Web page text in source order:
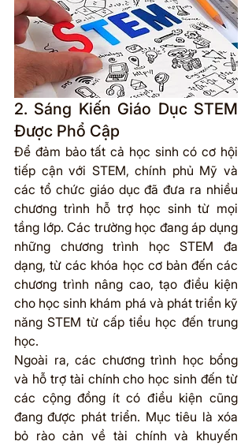
2. Sáng Kiến Giáo Dục STEM
Được Phổ Cập
Để đảm bảo tất cả học sinh có cơ hội
tiếp cận với STEM, chính phủ Mỹ và
các tổ chức giáo dục đã đưa ra nhiều
chương trình hỗ trợ học sinh từ mọi
tầng lớp. Các trường học đang áp dụng
những chương trình học STEM đa
dạng, từ các khóa học cơ bản đến các
chương trình nâng cao, tạo điều kiện
cho học sinh khám phá và phát triển kỹ
năng STEM từ cấp tiểu học đến trung
học.
Ngoài ra, các chương trình học bổng
và hỗ trợ tài chính cho học sinh đến từ
các cộng đồng ít có điều kiện cũng
đang được phát triển. Mục tiêu là xóa
bỏ rào cản về tài chính và khuyến